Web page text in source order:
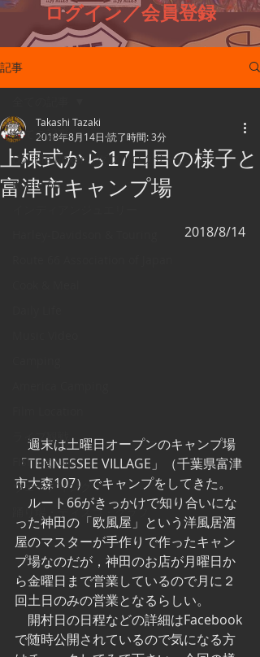
ログイン／会員登録
記事
全ての記事
Double Roxer（ダブルロクサー）
Route 66
ライブ観戦
Fishing lure
ウェーディング
踊り場・ディスコ・クラブ
上棟式から17日目の様子と
富津市キャンプ場
Takashi Tazaki
2018年8月14日 読了時間: 3分
2018/8/14
週末は土曜日オープンのキャンプ場
「TENNESSEE VILLAGE」（千葉県富津
市大森107）でキャンプをしてきた。
ルート66がきっかけで知り合いにな
った神田の「欧風屋」という洋風居酒
屋のマスターが手作りで作ったキャン
プ場なのだが，神田のお店が月曜日か
ら金曜日まで営業しているので月に２
回土日のみの営業となるらしい。
開村日の日程などの詳細はFacebook
で随時公開されているので気になる方